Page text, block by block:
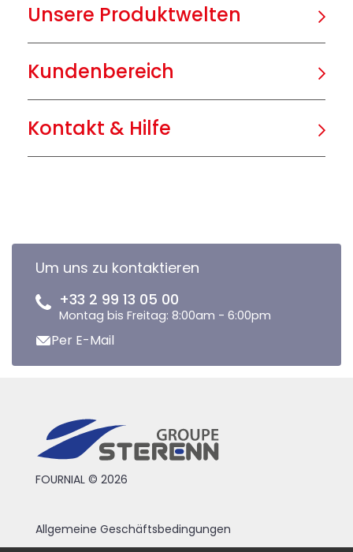
Unsere Produktwelten
Kundenbereich
Kontakt & Hilfe
Um uns zu kontaktieren
+33 2 99 13 05 00
Montag bis Freitag: 8:00am - 6:00pm
Per E-Mail
FOURNIAL © 2026
Allgemeine Geschäftsbedingungen